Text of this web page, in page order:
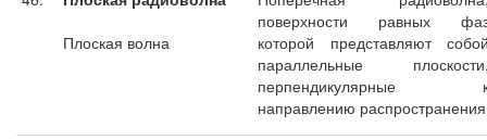
Плоская волна
поверхности равных
которой представляют
параллельные
перпендикулярные
направлению распространения